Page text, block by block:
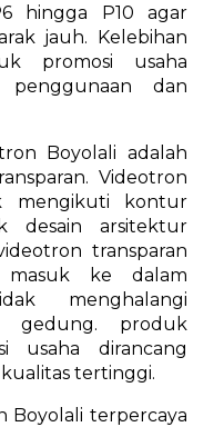
hingga P10 agar
jauh. Kelebihan
promosi usaha
penggunaan dan
Boyolali adalah
Videotron
mengikuti kontur
desain arsitektur
transparan
masuk ke dalam
menghalangi
gedung. produk
usaha dirancang
tertinggi.
Boyolali terpercaya